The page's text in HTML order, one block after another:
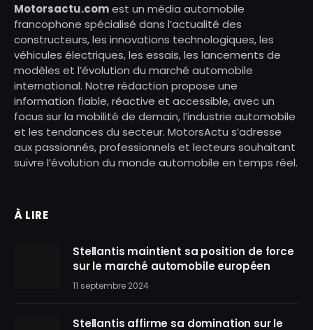
Motorsactu.comest un média automobile
francophone spécialisé dans l’actualité des
constructeurs, les innovations technologiques, les
véhicules électriques, les essais, les lancements de
modèles et l’évolution du marché automobile
international. Notre rédaction propose une
information fiable, réactive et accessible, avec un
focus sur la mobilité de demain, l’industrie automobile
et les tendances du secteur. MotorsActu s’adresse
aux passionnés, professionnels et lecteurs souhaitant
suivre l’évolution du monde automobile en temps réel.
À LIRE
Stellantis maintient sa position de force
sur le marché automobile européen
11 septembre 2024
Stellantis affirme sa domination sur le